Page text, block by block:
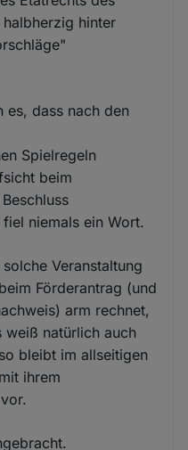
hinter
es, dass nach den
Spielregeln
beim
niemals ein Wort.
Veranstaltung
Förderantrag (und
arm rechnet,
weiß natürlich auch
bleibt im allseitigen
ihrem